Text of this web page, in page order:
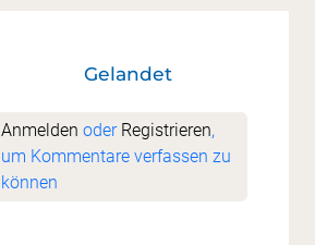
Gelandet
Anmelden oder Registrieren,
um Kommentare verfassen zu
können